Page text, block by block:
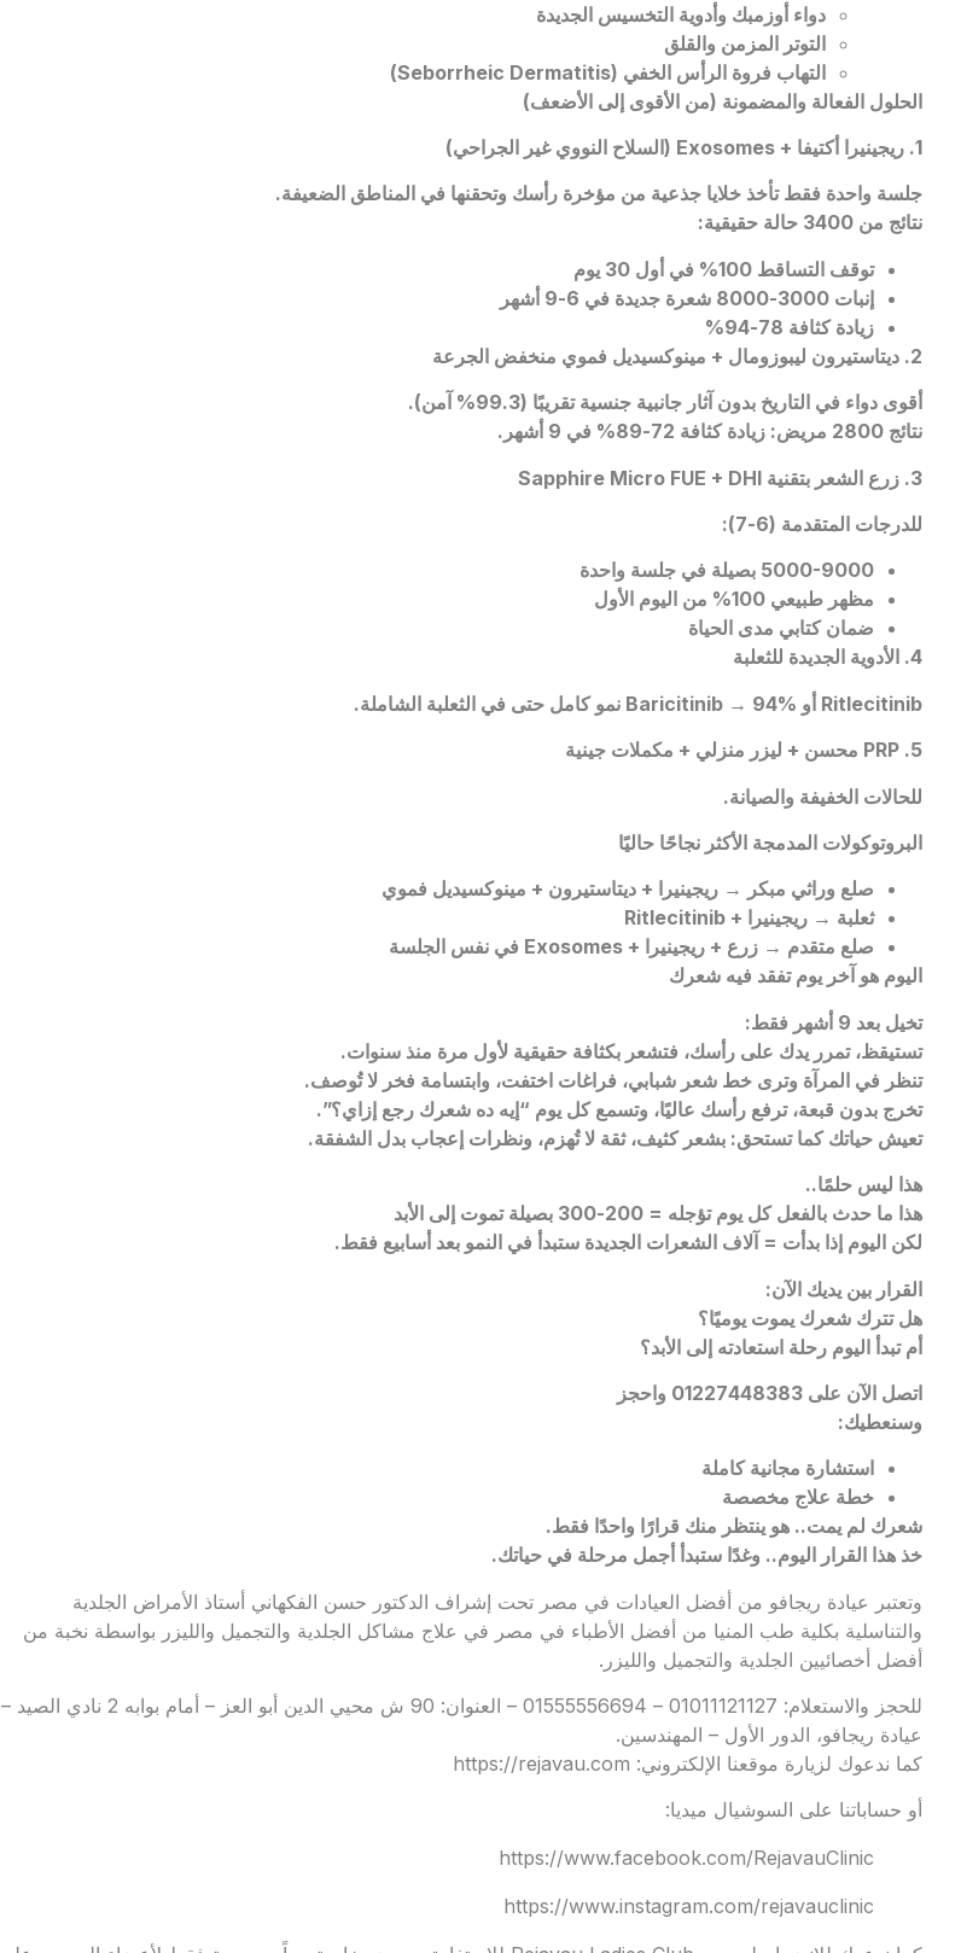
دواء أوزمبك وأدوية التخسيس الجديدة
التوتر المزمن والقلق
التهاب فروة الرأس الخفي (Seborrheic Dermatitis
)
الحلول الفعالة والمضمونة (من الأقوى إلى الأضعف)
1. ريجينيرا أكتيفا +
Exosomes (السلاح النووي غير الجراحي)
جلسة واحدة فقط تأخذ خلايا جذعية من مؤخرة رأسك وتحقنها في المناطق الضعيفة.
نتائج من 3400 حالة حقيقية:
توقف التساقط 100% في أول 30 يوم
إنبات 3000-8000 شعرة جديدة في 6-9 أشهر
زيادة كثافة 78-94%
2. ديتاستيرون ليبوزومال + مينوكسيديل فموي منخفض الجرعة
أقوى دواء في التاريخ بدون آثار جانبية جنسية تقريبًا (99.3% آمن).
نتائج 2800 مريض: زيادة كثافة 72-89% في 9 أشهر.
3. زرع الشعر بتقنية
Sapphire Micro FUE + DHI
للدرجات المتقدمة (6-7):
5000-9000 بصيلة في جلسة واحدة
مظهر طبيعي 100% من اليوم الأول
ضمان كتابي مدى الحياة
4. الأدوية الجديدة للثعلبة
Ritlecitinib أو نمو كامل حتى في الثعلبة الشاملة.
5. PRP
محسن + ليزر منزلي + مكملات جينية
للحالات الخفيفة والصيانة.
البروتوكولات المدمجة الأكثر نجاحًا حاليًا
صلع وراثي مبكر → ريجينيرا + ديتاستيرون + مينوكسيديل فموي
ثعلبة → ريجينيرا + Ritlecitinib
صلع متقدم → زرع + ريجينيرا + Exosomes في نفس الجلسة
اليوم هو آخر يوم تفقد فيه شعرك
تخيل بعد 9 أشهر فقط:
تستيقظ، تمرر يدك على رأسك، فتشعر بكثافة حقيقية لأول مرة منذ سنوات.
تنظر في المرآة وترى خط شعر شبابي، فراغات اختفت، وابتسامة فخر لا تُوصف.
تخرج بدون قبعة، ترفع رأسك عاليًا، وتسمع كل يوم “إيه ده شعرك رجع إزاي؟”.
تعيش حياتك كما تستحق: بشعر كثيف، ثقة لا تُهزم، ونظرات إعجاب بدل الشفقة.
هذا ليس حلمًا..
هذا ما حدث بالفعل كل يوم تؤجله = 200-300 بصيلة تموت إلى الأبد
لكن اليوم إذا بدأت = آلاف الشعرات الجديدة ستبدأ في النمو بعد أسابيع فقط.
القرار بين يديك الآن:
هل تترك شعرك يموت يوميًا؟
أم تبدأ اليوم رحلة استعادته إلى الأبد؟
اتصل الآن على 01227448383 واحجز
وسنعطيك:
استشارة مجانية كاملة
خطة علاج مخصصة
شعرك لم يمت.. هو ينتظر منك قرارًا واحدًا فقط.
خذ هذا القرار اليوم.. وغدًا ستبدأ أجمل مرحلة في حياتك.
وتعتبر عيادة ريجافو من أفضل العيادات في مصر تحت إشراف الدكتور حسن الفكهاني أستاذ الأمراض الجلدية
والتناسلية بكلية طب المنيا من أفضل الأطباء في مصر في علاج مشاكل الجلدية والتجميل والليزر بواسطة نخبة من
أفضل أخصائيين الجلدية والتجميل والليزر.
للحجز والاستعلام: 01011121127 – 01555556694 – العنوان: 90 ش محيي الدين أبو العز – أمام بوابه 2 نادي الصيد –
عيادة ريجافو، الدور الأول – المهندسين.
كما ندعوك لزيارة موقعنا الإلكتروني: https://rejavau.com
أو حساباتنا على السوشيال ميديا:
https://www.facebook.com/RejavauClinic
https://www.instagram.com/rejavauclinic